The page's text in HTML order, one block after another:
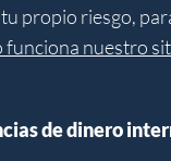
propio riesgo,
funciona nuestro
de dinero